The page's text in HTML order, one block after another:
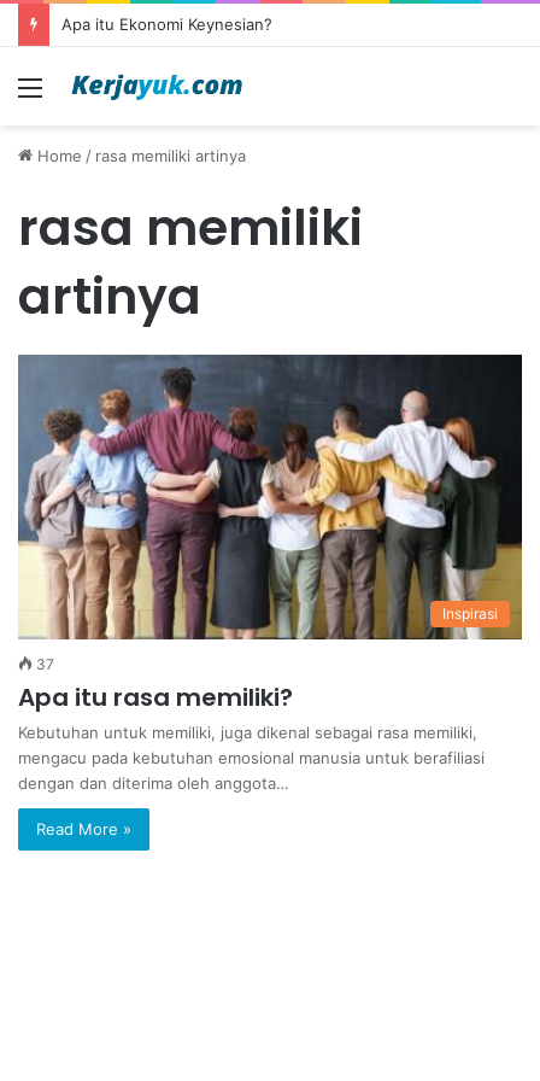
Apa itu Ekonomi Keynesian?
Menu
Home / rasa memiliki artinya
rasa memiliki
artinya
Inspirasi
37
Apa itu rasa memiliki?
Kebutuhan untuk memiliki, juga dikenal sebagai rasa memiliki,
mengacu pada kebutuhan emosional manusia untuk berafiliasi
dengan dan diterima oleh anggota…
Read More »